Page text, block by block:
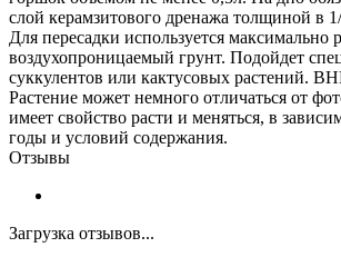
слой керамзитового дренажа толщиной в
Для пересадки используется максимально
воздухопроницаемый грунт. Подойдет
суккулентов или кактусовых
Растение может немного отличаться от
имеет свойство расти и меняться, в
годы и условий содержания.
Отзывы
Загрузка отзывов...